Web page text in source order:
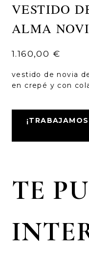
VESTIDO
ALMA
1.160,00 €
vestido de novia
en crepé y con
TE